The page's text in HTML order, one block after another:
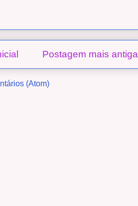
Postagem mais antiga
(Atom)